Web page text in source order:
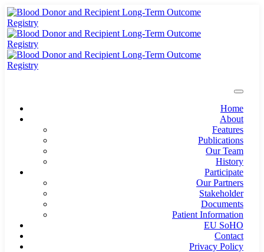
Home
About
Features
Publications
Our Team
History
Participate
Our Partners
Stakeholder
Documents
Patient Information
EU SoHO
Contact
Privacy Policy